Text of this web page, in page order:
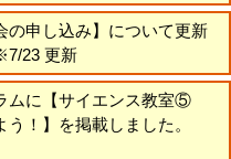
の申し込み】について更新
23 更新
ムに【サイエンス教室⑤
！】を掲載しました。